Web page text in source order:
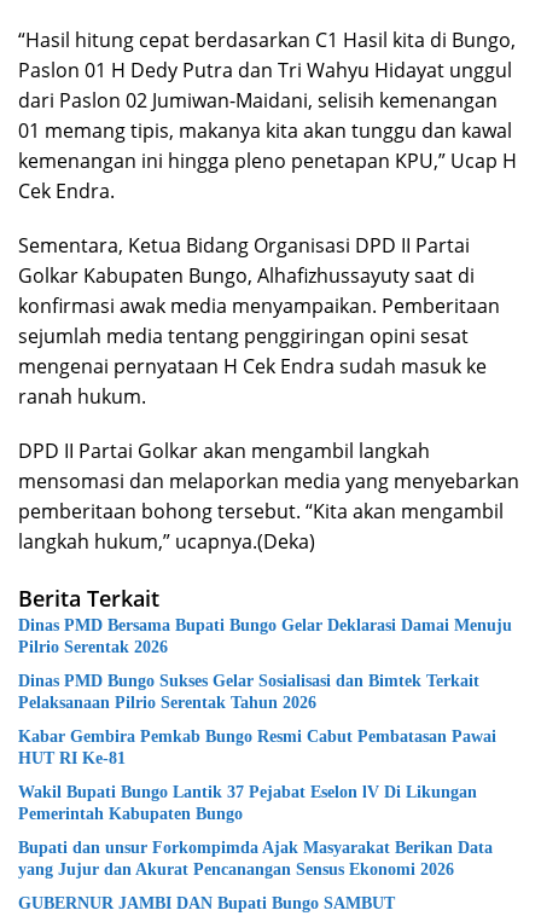
“Hasil hitung cepat berdasarkan C1 Hasil kita di Bungo,
Paslon 01 H Dedy Putra dan Tri Wahyu Hidayat unggul
dari Paslon 02 Jumiwan-Maidani, selisih kemenangan
01 memang tipis, makanya kita akan tunggu dan kawal
kemenangan ini hingga pleno penetapan KPU,” Ucap H
Cek Endra.
Sementara, Ketua Bidang Organisasi DPD II Partai
Golkar Kabupaten Bungo, Alhafizhussayuty saat di
konfirmasi awak media menyampaikan. Pemberitaan
sejumlah media tentang penggiringan opini sesat
mengenai pernyataan H Cek Endra sudah masuk ke
ranah hukum.
DPD II Partai Golkar akan mengambil langkah
mensomasi dan melaporkan media yang menyebarkan
pemberitaan bohong tersebut. “Kita akan mengambil
langkah hukum,” ucapnya.(Deka)
Berita Terkait
Dinas PMD Bersama Bupati Bungo Gelar Deklarasi Damai Menuju
Pilrio Serentak 2026
Dinas PMD Bungo Sukses Gelar Sosialisasi dan Bimtek Terkait
Pelaksanaan Pilrio Serentak Tahun 2026
Kabar Gembira Pemkab Bungo Resmi Cabut Pembatasan Pawai
HUT RI Ke-81
Wakil Bupati Bungo Lantik 37 Pejabat Eselon lV Di Likungan
Pemerintah Kabupaten Bungo
Bupati dan unsur Forkompimda Ajak Masyarakat Berikan Data
yang Jujur dan Akurat Pencanangan Sensus Ekonomi 2026
GUBERNUR JAMBI DAN Bupati Bungo SAMBUT